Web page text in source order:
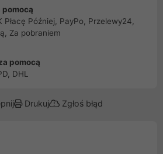
pomocą
Płacę Później, PayPo, Przelewy24,
Za pobraniem
pomocą
DHL
Drukuj Zgłoś błąd